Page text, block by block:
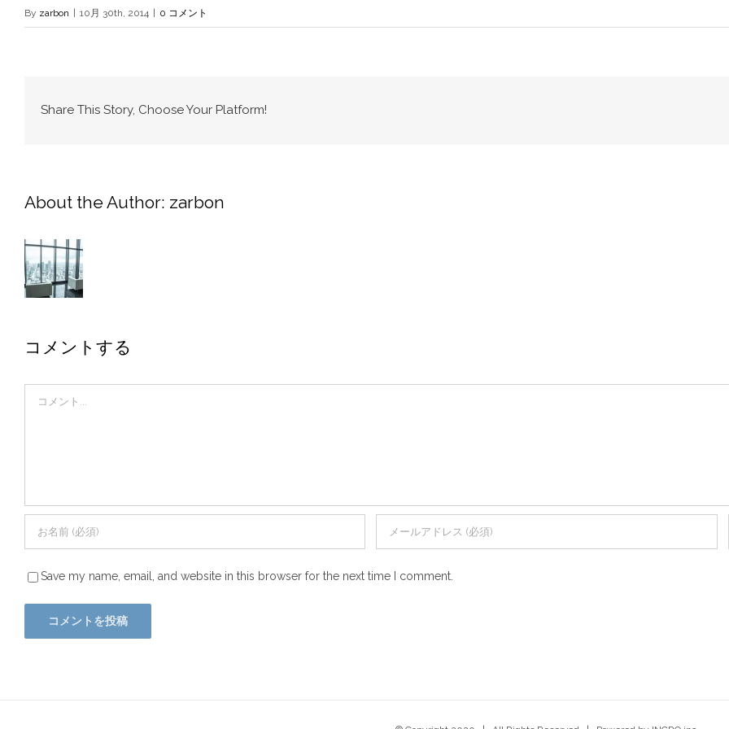
By zarbon | 10月 30th, 2014 | 0 コメント
Share This Story, Choose Your Platform!
About the Author: zarbon
コメントする
Save my name, email, and website in this browser for the next time I comment.